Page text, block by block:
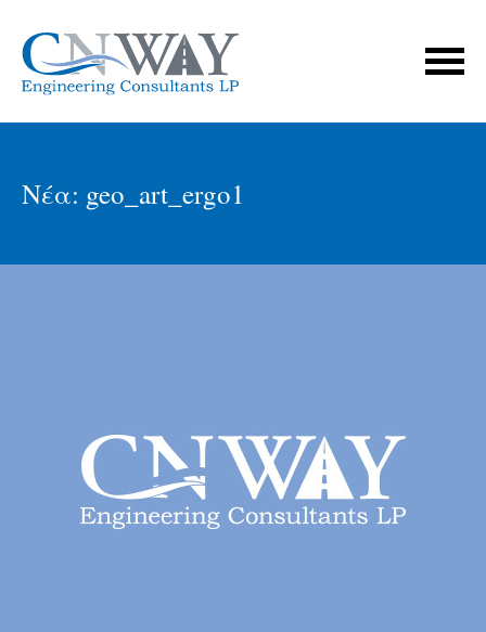
Νέα: geo_art_ergo1